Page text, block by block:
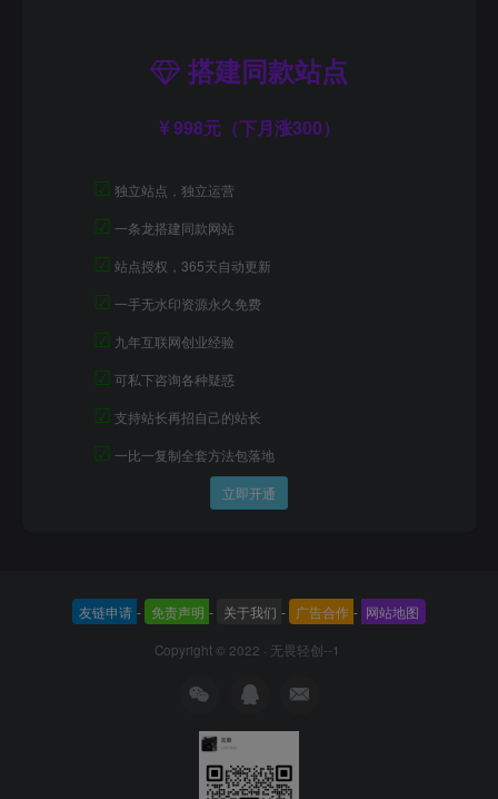
搭建同款站点
998元（下月涨300）
☑ 独立站点，独立运营
☑ 一条龙搭建同款网站
☑ 站点授权，365天自动更新
☑ 一手无水印资源永久免费
☑ 九年互联网创业经验
☑ 可私下咨询各种疑惑
☑ 支持站长再招自己的站长
☑ 一比一复制全套方法包落地
立即开通
友链申请 - 免责声明 - 关于我们 - 广告合作 - 网站地图
Copyright © 2022 · 无畏轻创--1